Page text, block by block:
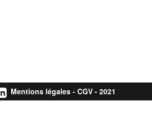
Mentions légales- CGV- 2021